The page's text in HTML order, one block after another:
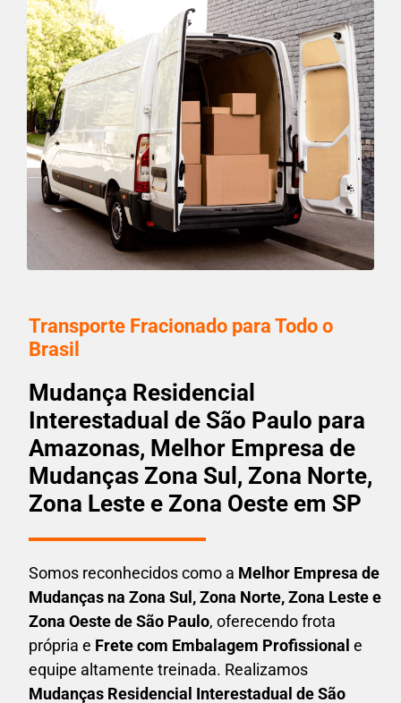
Transporte Fracionado para Todo o
Brasil
Mudança Residencial
Interestadual de São Paulo para
Amazonas, Melhor Empresa de
Mudanças Zona Sul, Zona Norte,
Zona Leste e Zona Oeste em SP
Somos reconhecidos como a Melhor Empresa de
Mudanças na Zona Sul, Zona Norte, Zona Leste e
Zona Oeste de São Paulo, oferecendo frota
própria e Frete com Embalagem Profissional e
equipe altamente treinada. Realizamos
Mudanças Residencial Interestadual de São